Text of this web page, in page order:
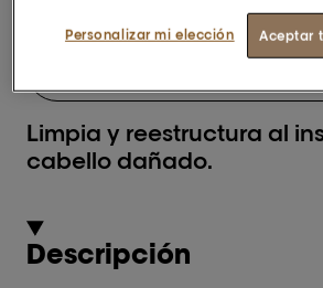
Limpia y reestructura al
cabello dañado.
Descripción
Aceptar
Personalizar mi elección